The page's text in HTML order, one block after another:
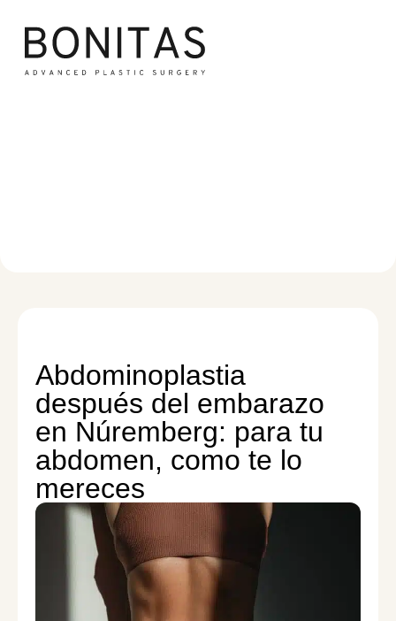
Abdominoplastia
después del embarazo
en Núremberg: para tu
abdomen, como te lo
mereces